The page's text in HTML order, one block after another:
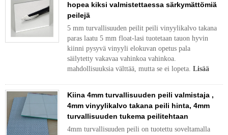
hopea kiksi valmistettaessa särkymättömiä
peilejä
5 mm turvallisuuden peilit peili vinyylikalvo takana
paras laatu 5 mm float-lasi tuotetaan tauon hyvin
kiinni pysyvä vinyyli elokuvan opetus pala
säilytetty vakavaa vahinkoa vahinkoa.
mahdollisuuksia välttää, mutta se ei lopeta. Lisää
Kiina 4mm turvallisuuden peili valmistaja ,
4mm vinyylikalvo takana peili hinta, 4mm
turvallisuuden tukema peilitehtaan
4mm turvallisuuden peili on tuotettu soveltamalla